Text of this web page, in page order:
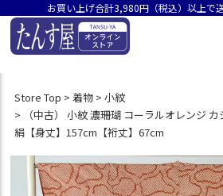
お買い上げ合計3,980円（税込）以上で
Store Top 着物
小紋
（中古） 小紋 濃珊瑚 コーラルオレンジ
絹【身丈】157cm【裄丈】67cm